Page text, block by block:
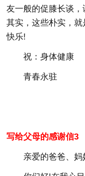
友一般的促膝长谈，
其实，这些朴实，
快乐!
祝：身体健康
青春永驻
写给父母的感谢信3
亲爱的爸爸、妈